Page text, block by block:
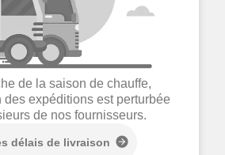
de la saison de chauffe,
des expéditions est perturbée
de nos fournisseurs.
délais de livraison